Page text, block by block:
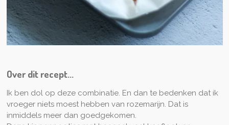
Over dit recept...
Ik ben dol op deze combinatie. En dan te bedenken dat ik
vroeger niets moest hebben van rozemarijn. Dat is
inmiddels meer dan goedgekomen.